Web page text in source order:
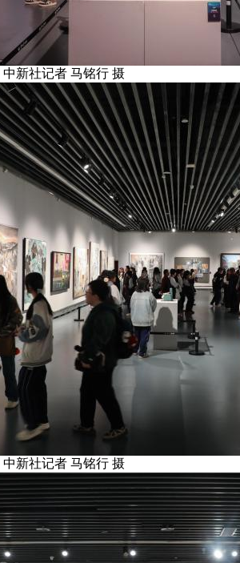
新社记者 马铭行 摄
新社记者 马铭行 摄